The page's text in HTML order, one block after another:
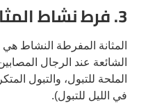
3. فرط نشاط المثانة
المثانة المفرطة النشاط
الشائعة عند الرجال
الملحة للتبول، والتبول
في الليل للتبول).